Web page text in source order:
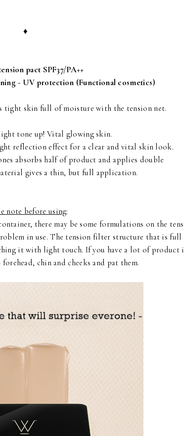
♦
pact SPF37/PA++
- UV protection (Functional cosmetics)
tight skin full of moisture with the tension net.
tone up! Vital glowing skin.
reflection effect for a clear and vital skin look.
absorbs half of product and applies double
gives a thin, but full application.
note before using:
there may be some formulations on the
in use. The tension filter structure that is full
it with light touch. If you have a lot of product
chin and cheeks and pat them.